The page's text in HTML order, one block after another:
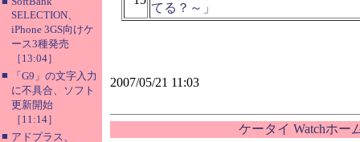
SELECTION、
iPhone 3GS向けケ
ース3種発売
［13:04］
■
「G9」の文字入力
に不具合、ソフト
更新開始
［11:14］
■ アドプラス、
てる？～」
2007/05/21 11:03
ケータイ Watchホー